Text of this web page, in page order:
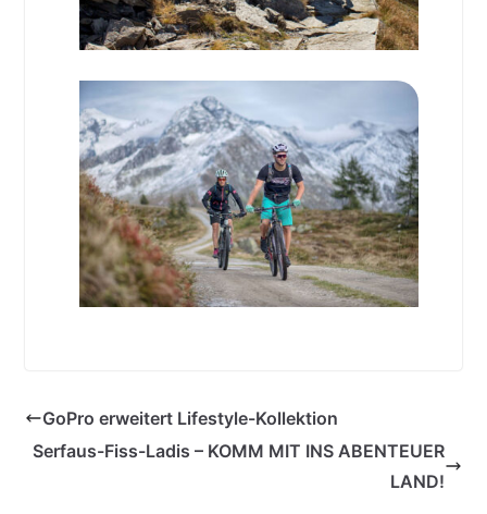
GoPro erweitert Lifestyle-Kollektion
Serfaus-Fiss-Ladis – KOMM MIT INS ABENTEUER
LAND!